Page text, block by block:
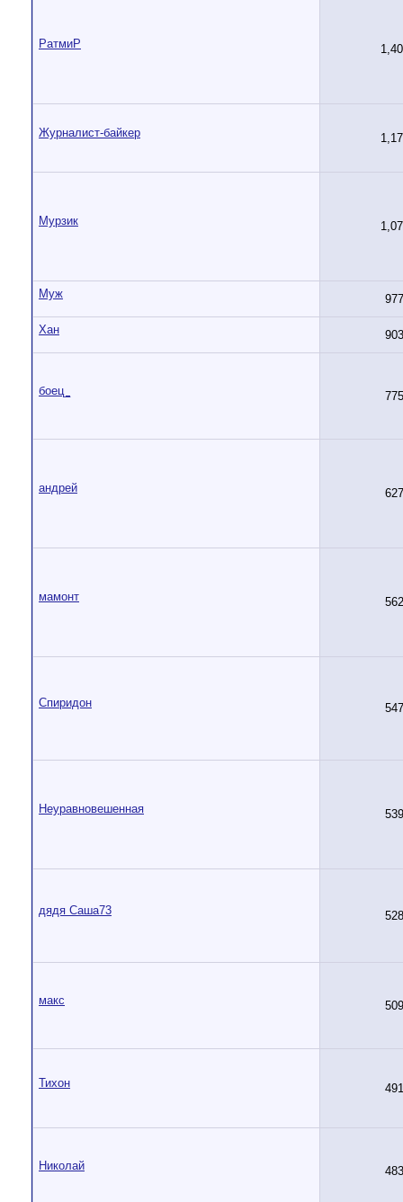
РатмиР
Журналист-байкер
Мурзик
Муж 977
Хан 903
боец_ 775
андрей 627
мамонт 562
Спиридон 547
Неуравновешенная 539
дядя Саша73 528
макс 509
Тихон 491
Николай 483